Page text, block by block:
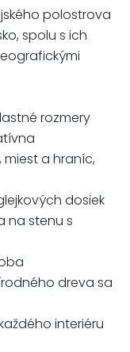
polostrova
spolu s ich
rozmery
a hraníc,
dosiek
na stenu s
dreva sa
interiéru